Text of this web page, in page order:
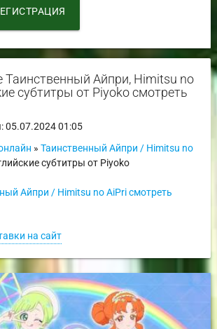
Таинственный Айпри, Himitsu no
субтитры от Piyoko смотреть
05.07.2024 01:05
» Таинственный Айпри / Himitsu no
субтитры от Piyoko
Айпри / Himitsu no AiPri смотреть
на сайт